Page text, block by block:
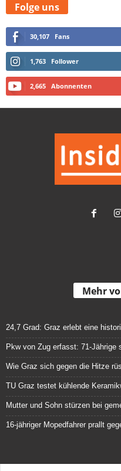
Folge uns
30,107 Fans
1,763 Follower
2,665 Abonnenten
Mehr
24,7 Grad: Graz erlebt eine
Pkw von Zug erfasst: 71-Jährige
Wie Graz sich gegen die Hitze
TU Graz testet kühlende
Mutter und Sohn stürzen bei
16-jähriger Mopedfahrer prallt